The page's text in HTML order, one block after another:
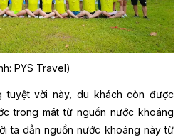
PYS Travel)
tuyệt vời này, du khách còn được
trong mát từ nguồn nước khoáng
ta dẫn nguồn nước khoáng này từ